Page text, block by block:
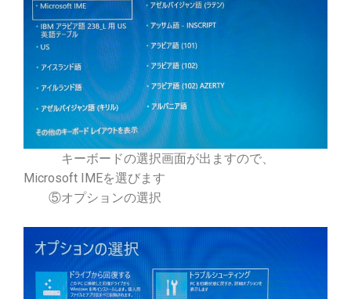
キーボードの選択画面が出ますので、
Microsoft IMEを選びます
⑤オプションの選択